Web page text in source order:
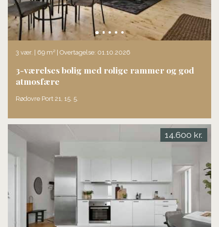
3 vær. | 69 m² | Overtagelse: 01.10.2026
3-værelses bolig med rolige rammer og god
atmosfære
Rødovre Port 21, 15. 5.
14.600 kr.